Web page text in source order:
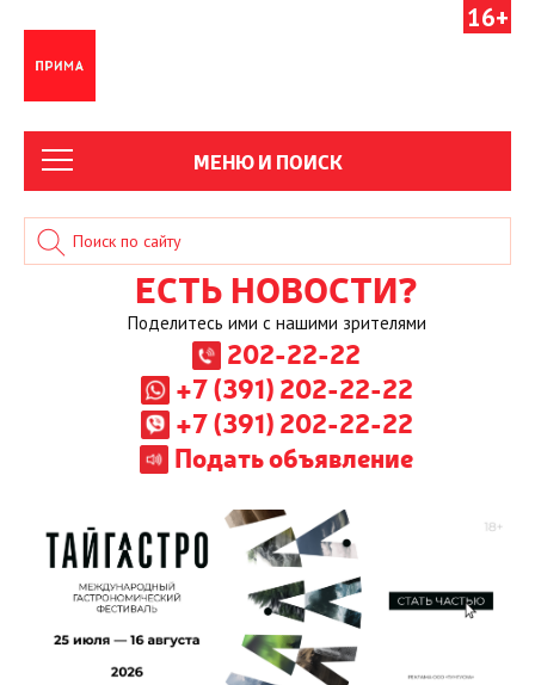
16+
МЕНЮ И ПОИСК
ЕСТЬ НОВОСТИ?
Поделитесь ими с нашими зрителями
202-22-22
+7 (391) 202-22-22
+7 (391) 202-22-22
Подать объявление